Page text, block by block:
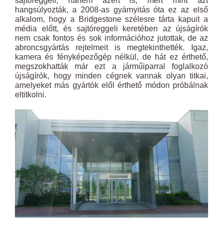
hangsúlyozták, a 2008-as gyárnyitás óta ez az első
alkalom, hogy a Bridgestone szélesre tárta kapuit a
média előtt, és sajtóreggeli keretében az újságírók
nem csak fontos és sok információhoz jutottak, de az
abroncsgyártás rejtelmeit is megtekinthették. Igaz,
kamera és fényképezőgép nélkül, de hát ez érthető,
megszokhatták már ezt a járműiparral foglalkozó
újságírók, hogy minden cégnek vannak olyan titkai,
amelyeket más gyártók elől érthető módon próbálnak
eltitkolni.